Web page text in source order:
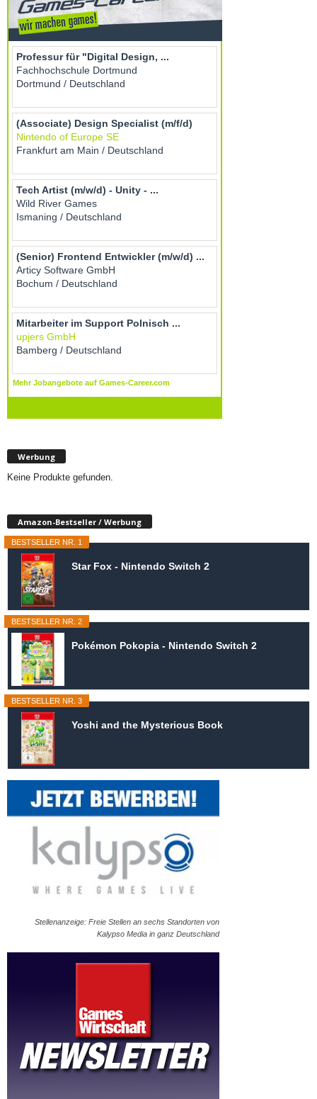
Werbung
Keine Produkte gefunden.
Amazon-Bestseller / Werbung
BESTSELLER NR. 1
Star Fox - Nintendo Switch 2
BESTSELLER NR. 2
Pokémon Pokopia - Nintendo Switch 2
BESTSELLER NR. 3
Yoshi and the Mysterious Book
Stellenanzeige: Freie Stellen an sechs Standorten von
Kalypso Media in ganz Deutschland